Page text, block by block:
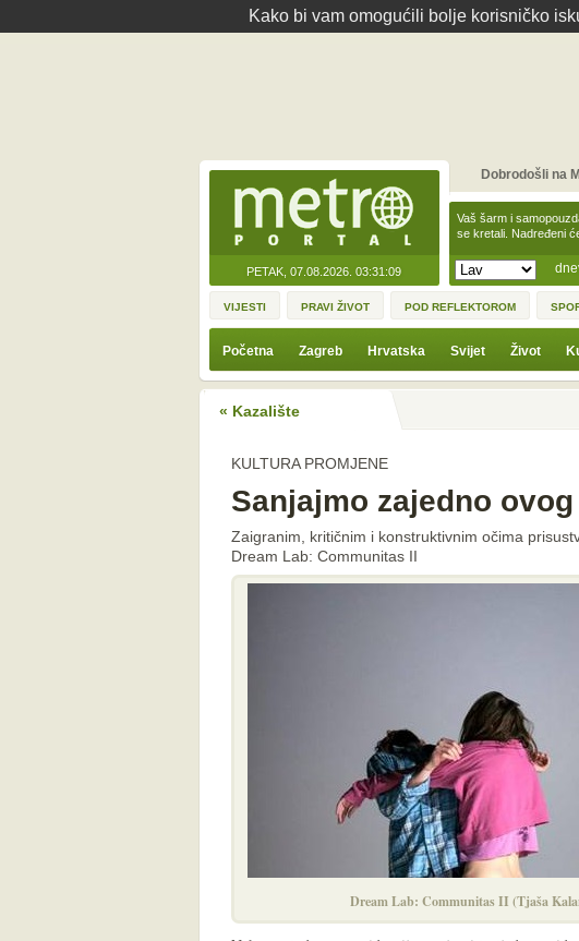
Kako bi vam omogućili bolje korisničko
PETAK, 07.08.2026. 03:31:09
Vaš šarm i
se kretali. Nadređeni
Dobrodošli na
VIJESTI PRAVI ŽIVOT POD REFLEKTOROM
Početna Zagreb Hrvatska Svijet Život
« Kazalište
KULTURA PROMJENE
Sanjajmo zajedno
Zaigranim, kritičnim i konstruktivnim očima
Dream Lab: Communitas II
Dream Lab: Communitas II (Tjaša